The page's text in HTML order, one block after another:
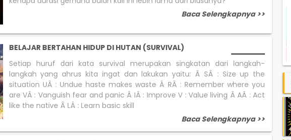
Baca Selengkapnya >>
BELAJAR BERTAHAN HIDUP DI HUTAN (SURVIVAL)
Setiap huruf dari kata survival merupakan singkatan dari langkah-
langkah yang ahrus kita ingat dan lakukan yaitu: Â SÂ : Size up the
situation UÂ : Undue haste makes waste Â RÂ : Remember where you
are VÂ : Vanguish fear and panic Â IÂ : Improve V : Value living Â AÂ : Act
like the native Â LÂ : Learn basic skill
Baca Selengkapnya >>